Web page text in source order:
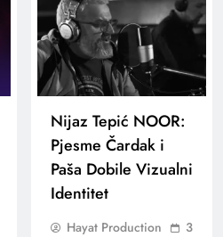
Nijaz Tepić NOOR:
Pjesme Čardak i
Paša Dobile Vizualni
Identitet
Hayat Production
3